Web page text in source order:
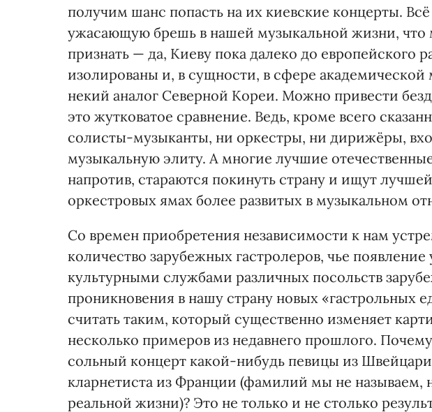
получим шанс попасть на их киевские концерты. Всё
ужасающую брешь в нашей музыкальной жизни,
признать — да, Киеву пока далеко до европейского
изолированы и, в сущности, в сфере
некий аналог Северной Кореи. Можно привести
это жутковатое сравнение. Ведь, кроме всего
солисты-музыканты, ни оркестры, ни дирижёры,
музыкальную элиту. А многие лучшие
напротив, стараются покинуть страну и ищут
оркестровых ямах более развитых в музыкальном
Со времен приобретения независимости к нам
количество зарубежных гастролеров, чье
культурными службами различных посольств
проникновения в нашу страну новых «гастрольных
считать таким, который существенно изменяет
несколько примеров из недавнего прошлого.
сольный концерт какой-нибудь певицы из
кларнетиста из Франции (фамилий мы не называем,
реальной жизни)? Это не только и не столько